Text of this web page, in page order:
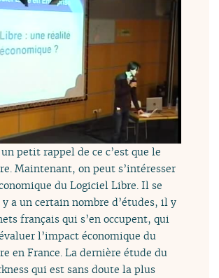
petit rappel de ce c’est que le
Maintenant, on peut s’intéresser
du Logiciel Libre. Il se
a un certain nombre d’études, il y
français qui s’en occupent, qui
l’impact économique du
en France. La dernière étude du
qui est sans doute la plus